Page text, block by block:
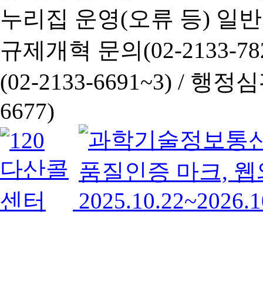
누리집 운영(오류 등) 일
규제개혁 문의(02-2133-
(02-2133-6691~3) / 행정심
6677)